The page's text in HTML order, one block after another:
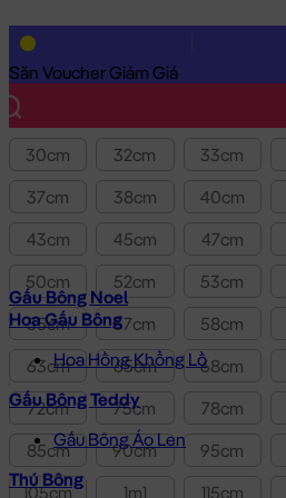
Săn Voucher Giảm Giá
Gấu Bông Noel
Hoa Gấu Bông
Hoa Hồng Khổng Lồ
Gấu Bông Teddy
Gấu Bông Áo Len
Thú Bông
Lọc theo Giá SP:
Giá
Kích thước
30cm 32cm 33cm
37cm
38cm 40cm
43cm
45cm 47cm
50cm
52cm 53cm
55cm
57cm 58cm
63cm
65cm 68cm
72cm
75cm 78cm
85cm
90cm 95cm
105cm
1m1 115cm